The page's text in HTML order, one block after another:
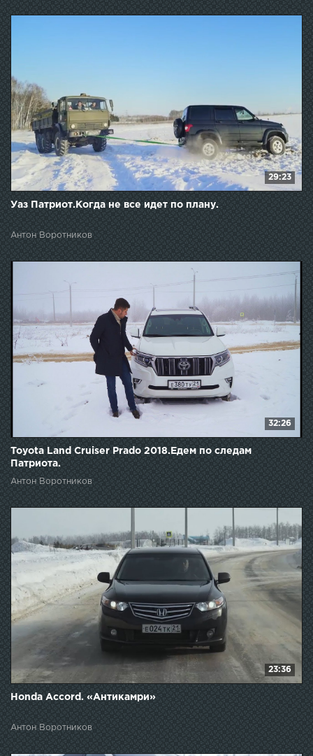
29:23
Уаз Патриот.Когда не все идет по плану.
Антон Воротников
32:26
Toyota Land Cruiser Prado 2018.Едем по следам
Патриота.
Антон Воротников
23:36
Honda Accord. «Антикамри»
Антон Воротников